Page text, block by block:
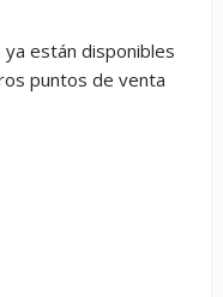
están disponibles
puntos de venta